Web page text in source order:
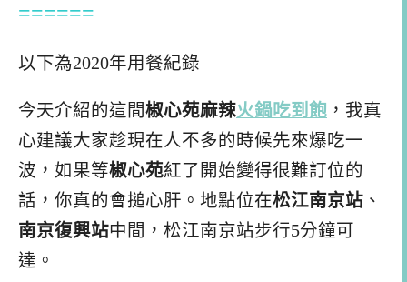
======
以下為2020年用餐紀錄
今天介紹的這間椒心苑麻辣火鍋吃到飽 ，我真
心建議大家趁現在人不多的時候先來爆吃一
波，如果等椒心苑紅了開始變得很難訂位的
話，你真的會搥心肝。地點位在松江南京站 、
南京復興站中間，松江南京站步行5分鐘可
達。